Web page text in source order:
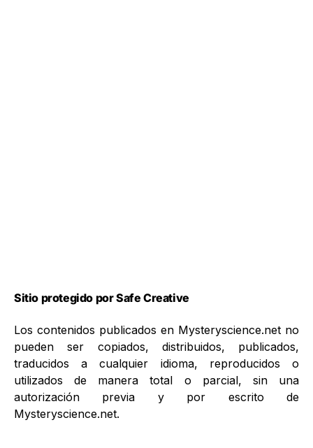
Sitio protegido por Safe Creative
Los contenidos publicados en Mysteryscience.net no
pueden ser copiados, distribuidos, publicados,
traducidos a cualquier idioma, reproducidos o
utilizados de manera total o parcial, sin una
autorización previa y por escrito de
Mysteryscience.net.